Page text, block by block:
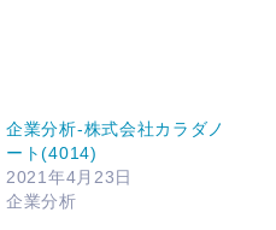
企業分析-株式会社カラダノ
ート(4014)
2021年4月23日
企業分析